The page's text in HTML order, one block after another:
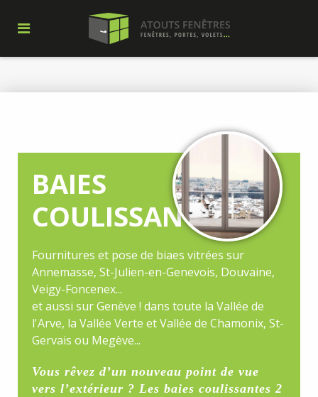
BAIES
COULISSANTES
Fournitures et pose de biaes vitrées sur
Annemasse, St-Julien-en-Genevois, Douvaine,
Veigy-Foncenex...
et aussi sur Genève ! dans toute la Vallée de
l'Arve, la Vallée Verte et Vallée de Chamonix, St-
Gervais ou Megève...
Vous rêvez d’un nouveau point de vue
vers l’extérieur ? Les baies coulissantes 2